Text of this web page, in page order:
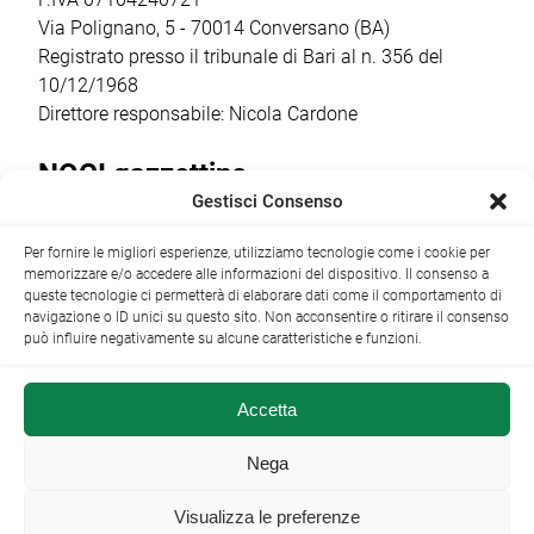
Via Polignano, 5 - 70014 Conversano (BA)
Registrato presso il tribunale di Bari al n. 356 del
10/12/1968
Direttore responsabile: Nicola Cardone
NOCI gazzettino
+39 080 4979274|info@nocigazzettino.it Contatti|
Archivio
NOCI gazzettino.it ©2014 •
Gestisci Consenso
Per fornire le migliori esperienze, utilizziamo tecnologie come i cookie per
memorizzare e/o accedere alle informazioni del dispositivo. Il consenso a
queste tecnologie ci permetterà di elaborare dati come il comportamento di
navigazione o ID unici su questo sito. Non acconsentire o ritirare il consenso
può influire negativamente su alcune caratteristiche e funzioni.
Accetta
Nega
Visualizza le preferenze